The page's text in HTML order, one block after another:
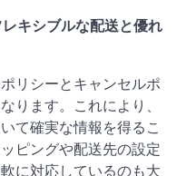
キシブルな配送と優れ
リシーとキャンセルポ
ります。これにより、
て確実な情報を得るこ
ピングや配送先の設定
に対応しているのも大